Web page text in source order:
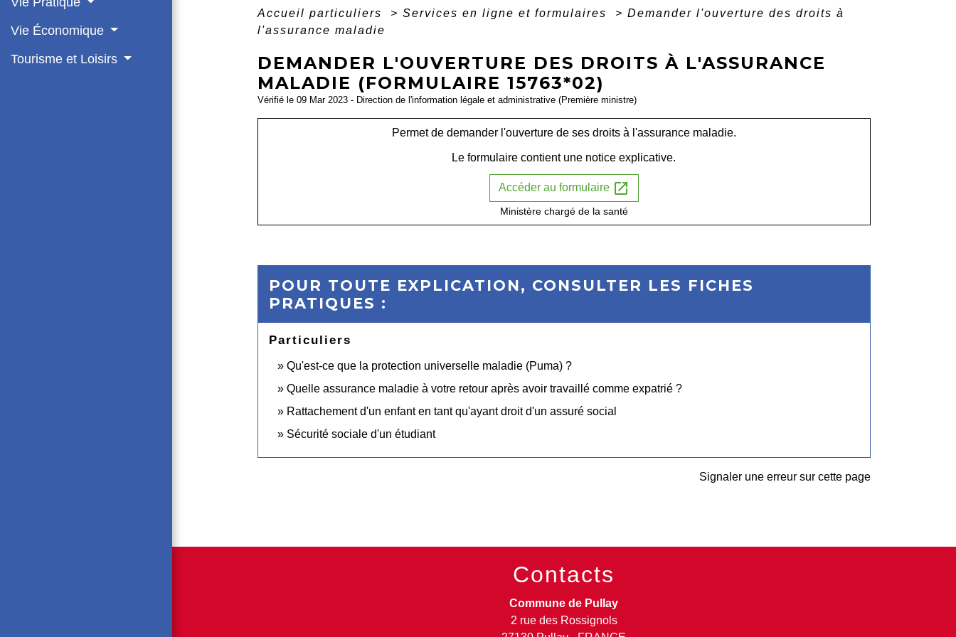
Vie Économique
Tourisme et Loisirs
Accueil particuliers > Services en ligne et formulaires > Demander l'ouverture des droits à
l'assurance maladie
DEMANDER L'OUVERTURE DES DROITS À L'ASSURANCE
MALADIE (FORMULAIRE 15763*02)
Vérifié le 09 Mar 2023 - Direction de l'information légale et administrative (Première ministre)
Permet de demander l'ouverture de ses droits à l'assurance maladie.
Le formulaire contient une notice explicative.
Accéder au formulaire open_in_new
Ministère chargé de la santé
POUR TOUTE EXPLICATION, CONSULTER LES FICHES
PRATIQUES :
Particuliers
Qu'est-ce que la protection universelle maladie (Puma) ?
Quelle assurance maladie à votre retour après avoir travaillé comme expatrié ?
Rattachement d'un enfant en tant qu'ayant droit d'un assuré social
Sécurité sociale d'un étudiant
Signaler une erreur sur cette page
Contacts
Commune de Pullay
2 rue des Rossignols